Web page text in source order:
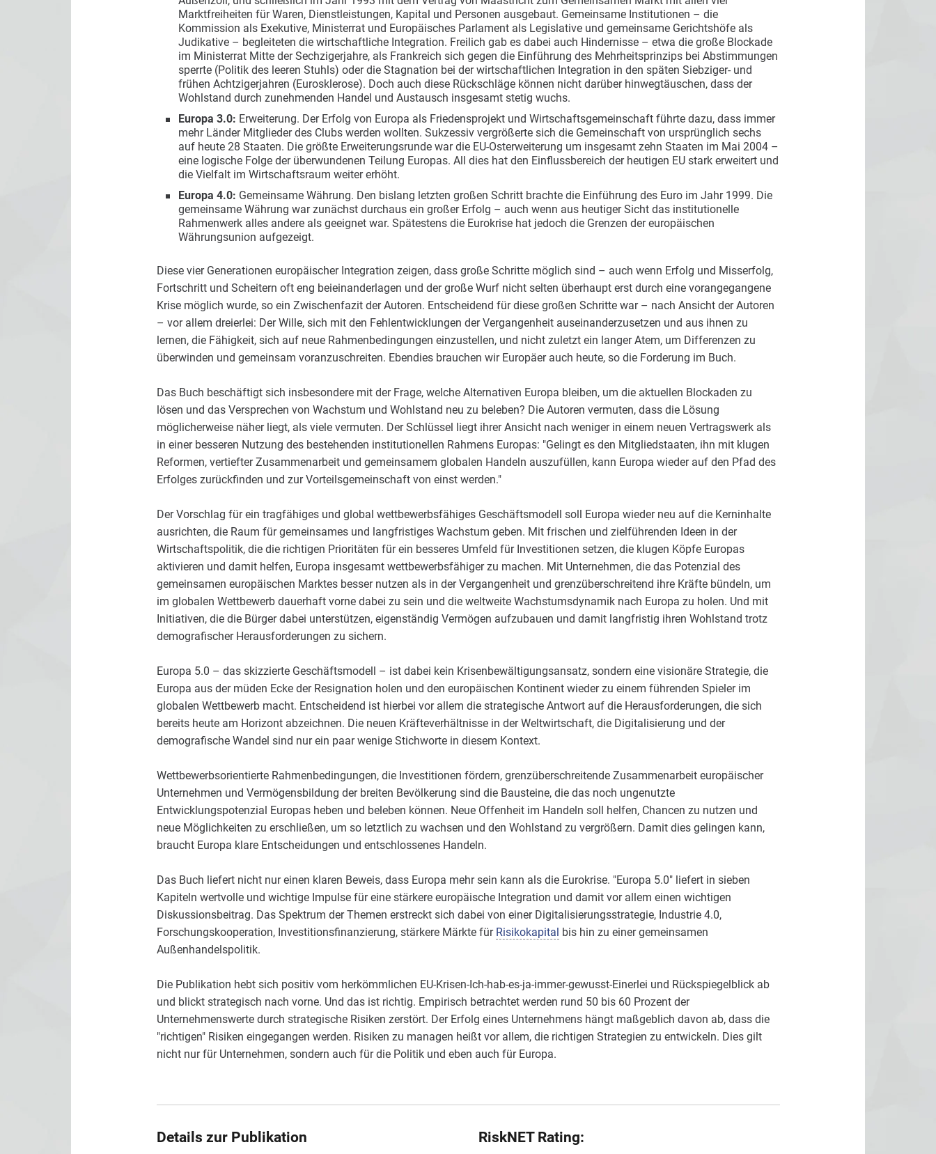
Marktfreiheiten für Waren, Dienstleistungen, Kapital und Personen ausgebaut. Gemeinsame Institutionen – die
Kommission als Exekutive, Ministerrat und Europäisches Parlament als Legislative und gemeinsame Gerichtshöfe als
Judikative – begleiteten die wirtschaftliche Integration. Freilich gab es dabei auch Hindernisse – etwa die große Blockade
im Ministerrat Mitte der Sechzigerjahre, als Frankreich sich gegen die Einführung des Mehrheitsprinzips bei Abstimmungen
sperrte (Politik des leeren Stuhls) oder die Stagnation bei der wirtschaftlichen Integration in den späten Siebziger- und
frühen Achtzigerjahren (Eurosklerose). Doch auch diese Rückschläge können nicht darüber hinwegtäuschen, dass der
Wohlstand durch zunehmenden Handel und Austausch insgesamt stetig wuchs.
Europa 3.0: Erweiterung. Der Erfolg von Europa als Friedensprojekt und Wirtschaftsgemeinschaft führte dazu, dass immer
mehr Länder Mitglieder des Clubs werden wollten. Sukzessiv vergrößerte sich die Gemeinschaft von ursprünglich sechs
auf heute 28 Staaten. Die größte Erweiterungsrunde war die EU-Osterweiterung um insgesamt zehn Staaten im Mai 2004 –
eine logische Folge der überwundenen Teilung Europas. All dies hat den Einflussbereich der heutigen EU stark erweitert und
die Vielfalt im Wirtschaftsraum weiter erhöht.
Europa 4.0: Gemeinsame Währung. Den bislang letzten großen Schritt brachte die Einführung des Euro im Jahr 1999. Die
gemeinsame Währung war zunächst durchaus ein großer Erfolg – auch wenn aus heutiger Sicht das institutionelle
Rahmenwerk alles andere als geeignet war. Spätestens die Eurokrise hat jedoch die Grenzen der europäischen
Währungsunion aufgezeigt.
Diese vier Generationen europäischer Integration zeigen, dass große Schritte möglich sind – auch wenn Erfolg und Misserfolg,
Fortschritt und Scheitern oft eng beieinanderlagen und der große Wurf nicht selten überhaupt erst durch eine vorangegangene
Krise möglich wurde, so ein Zwischenfazit der Autoren. Entscheidend für diese großen Schritte war – nach Ansicht der Autoren
– vor allem dreierlei: Der Wille, sich mit den Fehlentwicklungen der Vergangenheit auseinanderzusetzen und aus ihnen zu
lernen, die Fähigkeit, sich auf neue Rahmenbedingungen einzustellen, und nicht zuletzt ein langer Atem, um Differenzen zu
überwinden und gemeinsam voranzuschreiten. Ebendies brauchen wir Europäer auch heute, so die Forderung im Buch.
Das Buch beschäftigt sich insbesondere mit der Frage, welche Alternativen Europa bleiben, um die aktuellen Blockaden zu
lösen und das Versprechen von Wachstum und Wohlstand neu zu beleben? Die Autoren vermuten, dass die Lösung
möglicherweise näher liegt, als viele vermuten. Der Schlüssel liegt ihrer Ansicht nach weniger in einem neuen Vertragswerk als
in einer besseren Nutzung des bestehenden institutionellen Rahmens Europas: "Gelingt es den Mitgliedstaaten, ihn mit klugen
Reformen, vertiefter Zusammenarbeit und gemeinsamem globalen Handeln auszufüllen, kann Europa wieder auf den Pfad des
Erfolges zurückfinden und zur Vorteilsgemeinschaft von einst werden."
Der Vorschlag für ein tragfähiges und global wettbewerbsfähiges Geschäftsmodell soll Europa wieder neu auf die Kerninhalte
ausrichten, die Raum für gemeinsames und langfristiges Wachstum geben. Mit frischen und zielführenden Ideen in der
Wirtschaftspolitik, die die richtigen Prioritäten für ein besseres Umfeld für Investitionen setzen, die klugen Köpfe Europas
aktivieren und damit helfen, Europa insgesamt wettbewerbsfähiger zu machen. Mit Unternehmen, die das Potenzial des
gemeinsamen europäischen Marktes besser nutzen als in der Vergangenheit und grenzüberschreitend ihre Kräfte bündeln, um
im globalen Wettbewerb dauerhaft vorne dabei zu sein und die weltweite Wachstumsdynamik nach Europa zu holen. Und mit
Initiativen, die die Bürger dabei unterstützen, eigenständig Vermögen aufzubauen und damit langfristig ihren Wohlstand trotz
demografischer Herausforderungen zu sichern.
Europa 5.0 – das skizzierte Geschäftsmodell – ist dabei kein Krisenbewältigungsansatz, sondern eine visionäre Strategie, die
Europa aus der müden Ecke der Resignation holen und den europäischen Kontinent wieder zu einem führenden Spieler im
globalen Wettbewerb macht. Entscheidend ist hierbei vor allem die strategische Antwort auf die Herausforderungen, die sich
bereits heute am Horizont abzeichnen. Die neuen Kräfteverhältnisse in der Weltwirtschaft, die Digitalisierung und der
demografische Wandel sind nur ein paar wenige Stichworte in diesem Kontext.
Wettbewerbsorientierte Rahmenbedingungen, die Investitionen fördern, grenzüberschreitende Zusammenarbeit europäischer
Unternehmen und Vermögensbildung der breiten Bevölkerung sind die Bausteine, die das noch ungenutzte
Entwicklungspotenzial Europas heben und beleben können. Neue Offenheit im Handeln soll helfen, Chancen zu nutzen und
neue Möglichkeiten zu erschließen, um so letztlich zu wachsen und den Wohlstand zu vergrößern. Damit dies gelingen kann,
braucht Europa klare Entscheidungen und entschlossenes Handeln.
Das Buch liefert nicht nur einen klaren Beweis, dass Europa mehr sein kann als die Eurokrise. "Europa 5.0" liefert in sieben
Kapiteln wertvolle und wichtige Impulse für eine stärkere europäische Integration und damit vor allem einen wichtigen
Diskussionsbeitrag. Das Spektrum der Themen erstreckt sich dabei von einer Digitalisierungsstrategie, Industrie 4.0,
Forschungskooperation, Investitionsfinanzierung, stärkere Märkte für Risikokapital bis hin zu einer gemeinsamen
Außenhandelspolitik.
Die Publikation hebt sich positiv vom herkömmlichen EU-Krisen-Ich-hab-es-ja-immer-gewusst-Einerlei und Rückspiegelblick ab
und blickt strategisch nach vorne. Und das ist richtig. Empirisch betrachtet werden rund 50 bis 60 Prozent der
Unternehmenswerte durch strategische Risiken zerstört. Der Erfolg eines Unternehmens hängt maßgeblich davon ab, dass die
"richtigen" Risiken eingegangen werden. Risiken zu managen heißt vor allem, die richtigen Strategien zu entwickeln. Dies gilt
nicht nur für Unternehmen, sondern auch für die Politik und eben auch für Europa.
Details zur Publikation RiskNET Rating: